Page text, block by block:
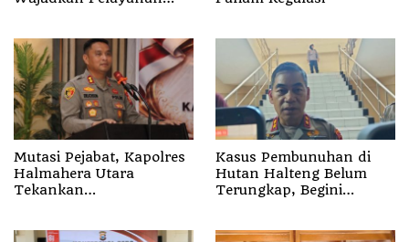
Mutasi Pejabat, Kapolres
Halmahera Utara
Tekankan
Kasus Pembunuhan di
Hutan Halteng Belum
Terungkap, Begini